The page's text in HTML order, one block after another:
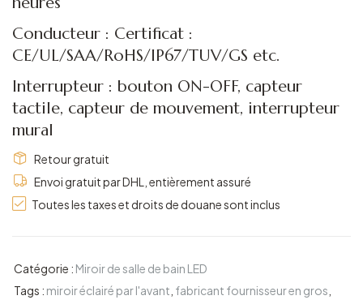
Conducteur : Certificat :
CE/UL/SAA/RoHS/IP67/TUV/GS etc.
Interrupteur : bouton ON-OFF, capteur
tactile, capteur de mouvement, interrupteur
mural
Retour gratuit
Envoi gratuit par DHL, entièrement assuré
Toutes les taxes et droits de douane sont inclus
Catégorie : Miroir de salle de bain LED
Tags : miroir éclairé par l'avant fabricant fournisseur en gros